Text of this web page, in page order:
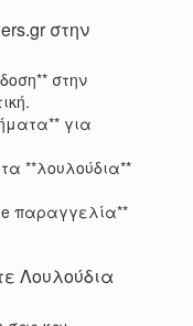
στην
στην
για
**λουλούδια**
παραγγελία**
Λουλούδια